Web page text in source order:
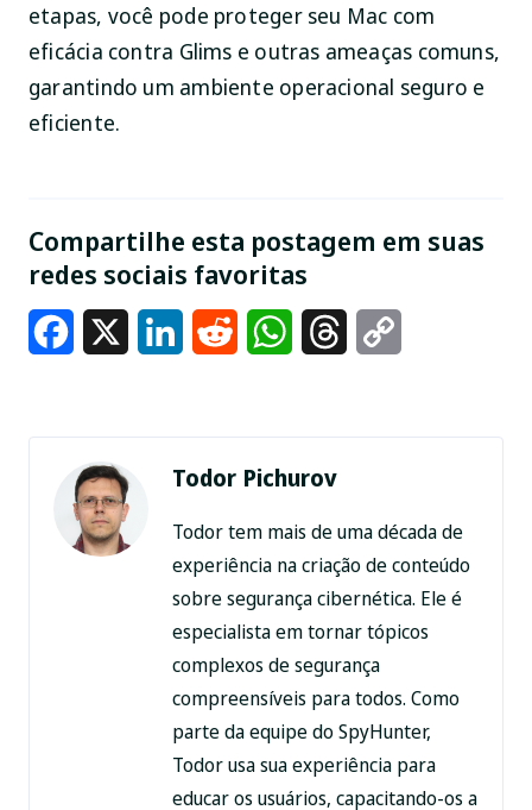
etapas, você pode proteger seu Mac com
eficácia contra Glims e outras ameaças comuns,
garantindo um ambiente operacional seguro e
eficiente.
Compartilhe esta postagem em suas
redes sociais favoritas
Facebook LinkedInReddit WhatsAppThreads
Todor Pichurov
Todor tem mais de uma década de
experiência na criação de conteúdo
sobre segurança cibernética. Ele é
especialista em tornar tópicos
complexos de segurança
compreensíveis para todos. Como
parte da equipe do SpyHunter,
Todor usa sua experiência para
educar os usuários, capacitando-os a